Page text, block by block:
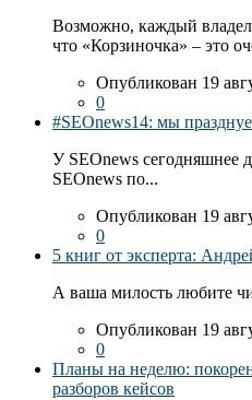
Возможно, каждый
что «Корзиночка» – это
Опубликован 19
0
#SEOnews14: мы
У SEOnews сегодняшнее
SEOnews по...
Опубликован 19
0
5 книг от эксперта:
А ваша милость любите
Опубликован 19
0
Планы на неделю:
разборов кейсов